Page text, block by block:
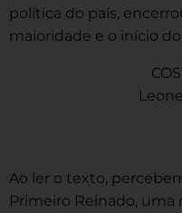
política do país,
maioridade e o início
Ao ler o texto,
Primeiro Reinado, uma